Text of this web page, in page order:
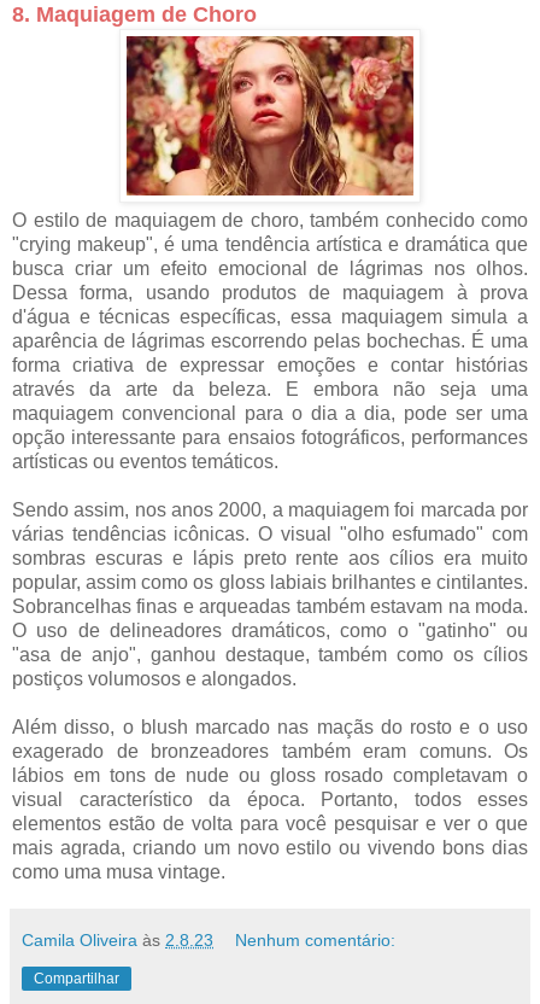
8. Maquiagem de Choro
O estilo de maquiagem de choro, também conhecido como
"crying makeup", é uma tendência artística e dramática que
busca criar um efeito emocional de lágrimas nos olhos.
Dessa forma, usando produtos de maquiagem à prova
d'água e técnicas específicas, essa maquiagem simula a
aparência de lágrimas escorrendo pelas bochechas. É uma
forma criativa de expressar emoções e contar histórias
através da arte da beleza. E embora não seja uma
maquiagem convencional para o dia a dia, pode ser uma
opção interessante para ensaios fotográficos, performances
artísticas ou eventos temáticos.
Sendo assim, nos anos 2000, a maquiagem foi marcada por
várias tendências icônicas. O visual "olho esfumado" com
sombras escuras e lápis preto rente aos cílios era muito
popular, assim como os gloss labiais brilhantes e cintilantes.
Sobrancelhas finas e arqueadas também estavam na moda.
O uso de delineadores dramáticos, como o "gatinho" ou
"asa de anjo", ganhou destaque, também como os cílios
postiços volumosos e alongados.
Além disso, o blush marcado nas maçãs do rosto e o uso
exagerado de bronzeadores também eram comuns. Os
lábios em tons de nude ou gloss rosado completavam o
visual característico da época. Portanto, todos esses
elementos estão de volta para você pesquisar e ver o que
mais agrada, criando um novo estilo ou vivendo bons dias
como uma musa vintage.
Camila Oliveira às 2.8.23 Nenhum comentário:
Compartilhar